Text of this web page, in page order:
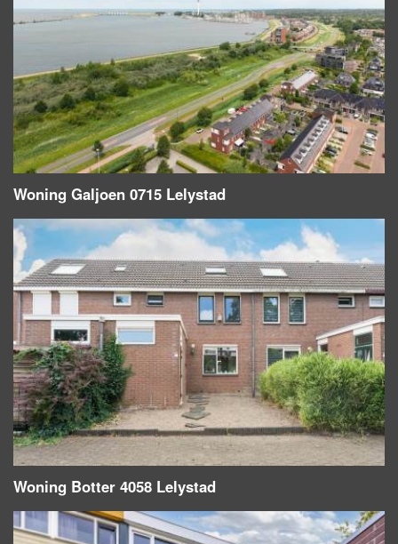
Woning Galjoen 0715 Lelystad
Woning Botter 4058 Lelystad